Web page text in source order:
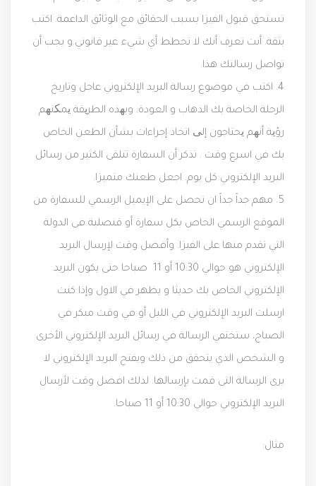
تستحق قبول الفيزا بسبب الحقائق مع الوثائق الداعمة. اكتب
بثقة. أنت تعرف أنك لا تخطط أي شيء غير قانوني.و يجب أن
تواصل رسالتك هذا.
4. اكتب في موضوع رسالة البريد الإلكتروني عاجل وتاريخ
الرحلة الخاصة بك الذهاب و العودة. وبھذه الطریقة یمکنھم
رؤیة أنھم یحتاجون إلی اتخاذ إجراءات بشأن الطعن الخاص
بك في اسرع وقت . تذكر أن السفارة تتلقى الكثير من رسائل
البريد الإلكتروني كل يوم. اجعل طعنك متميزا.
5.
مهم جداً جداً ان تحصل على الإيميل الرسمي للسفارة من
الموقع الرسمي الخاص بكل سفارة أو قنصلية فى الدولة
التي تقدم منها على الفيزا. وأفضل وقت لإرسال البريد
الإلكتروني هو حوالي 10:30 أو 11 صباحا حتى يكون البريد
الإلكتروني الخاص بك حديثا و يظهر في الاول وإذا كنت
ارسلت البريد الإلكتروني في الليل أو في وقت مبكر في
الصباح، ستختفي الرسالة في رسائل البريد الإلكتروني الأخرى
و الشخص الذي يتحقق من ذلك ويفتح البريد الإلكتروني لا
يرى الرسالة التى قمت بإرسالها. لذلك افضل وقت لأرسال
البريد الإلكتروني حوالي 10:30 أو 11 صباحا.
مثال: